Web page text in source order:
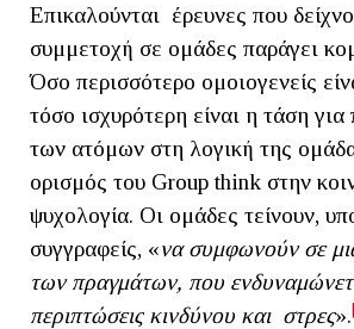
Επικαλούνται έρευνες που
συμμετοχή σε ομάδες παράγει
Όσο περισσότερο ομοιογενείς
τόσο ισχυρότερη είναι η τάση
των ατόμων στη λογική της
ορισμός του Group think στην
ψυχολογία. Οι ομάδες τείνουν,
συγγραφείς, «να συμφωνούν σε
των πραγμάτων, που
περιπτώσεις κινδύνου και στρες».